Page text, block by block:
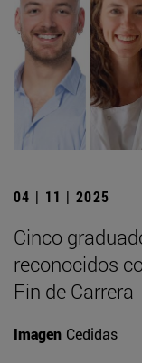
04 | 11 | 2025
Cinco
reconocidos
Fin de Carrera
Imagen Cedidas